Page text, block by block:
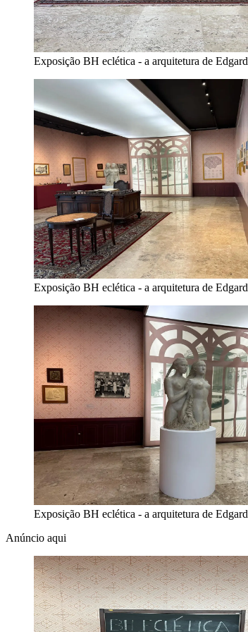
Exposição BH eclética - a arquitetura de
Exposição BH eclética - a arquitetura de
Exposição BH eclética - a arquitetura de
Anúncio aqui